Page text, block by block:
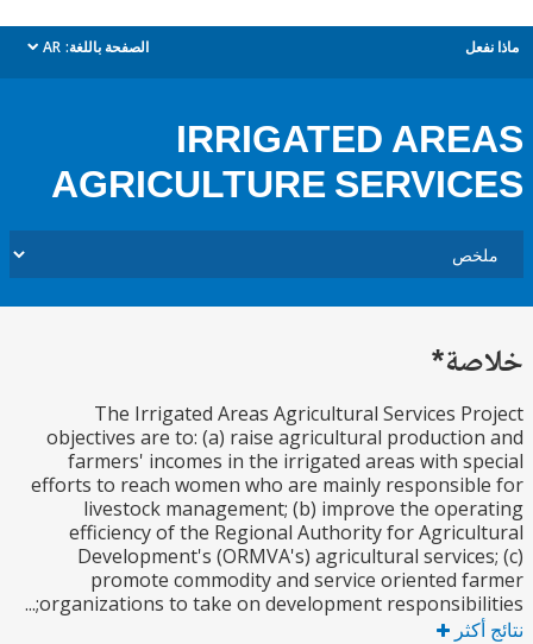
الصفحة باللغة: AR
dropdown
IRRIGATED
AGRICULTURE
The Irrigated Areas Agricultural Services
objectives are to: (a) raise agricultural
farmers' incomes in the irrigated areas with
efforts to reach women who are mainly
livestock management; (b) improve the
efficiency of the Regional Authority for
Development's (ORMVA's) agricultural
promote commodity and service oriented
organizations to take on development